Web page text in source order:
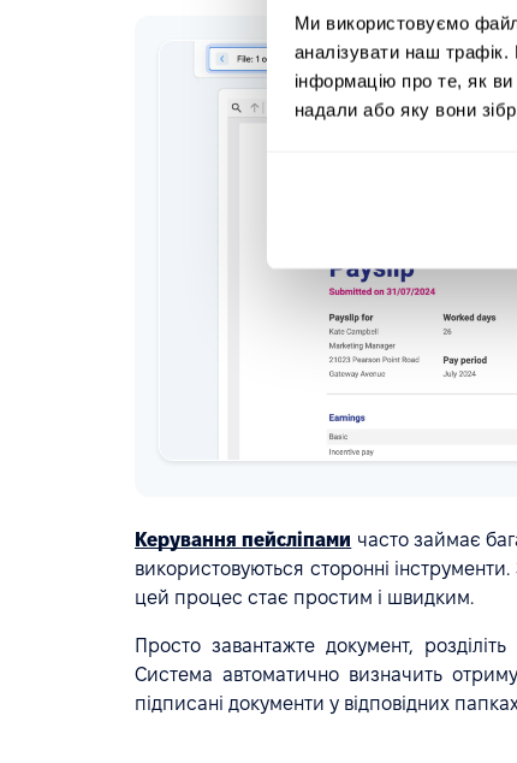
Ми використовуємо
аналізувати наш
інформацію про те, як
надали або яку вони
Керування пейсліпами часто займає
використовуються сторонні
цей процес стає простим і швидким.
Просто завантажте документ,
Система автоматично визначить
підписані документи у відповідних